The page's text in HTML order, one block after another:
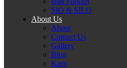
SIO & SILO
About Us
About
Contact Us
Gallery
Blog
Karir